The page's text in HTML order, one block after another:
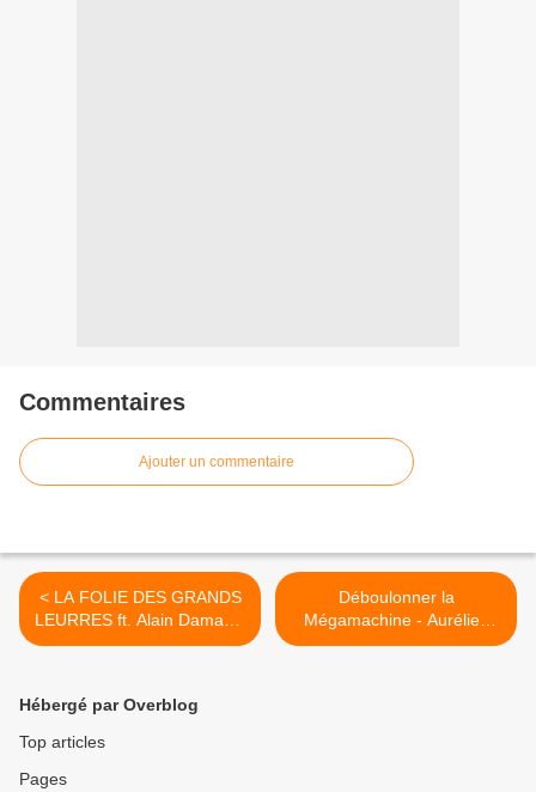
Commentaires
Ajouter un commentaire
< LA FOLIE DES GRANDS
LEURRES ft. Alain Damasio
et Vinciane Despret
Déboulonner la
Mégamachine - Aurélien
Berlan (octobre 2021) >
Hébergé par Overblog
Top articles
Pages